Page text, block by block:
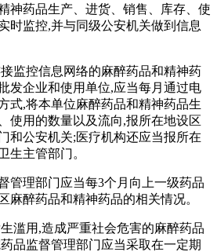
神药品生产、进货、销售、库存、使
时监控,并与同级公安机关做到信息
监控信息网络的麻醉药品和精神药
发企业和使用单位,应当每月通过电
式,将本单位麻醉药品和精神药品生
使用的数量以及流向,报所在地设区
和公安机关;医疗机构还应当报所在
生主管部门。
管理部门应当每3个月向上一级药品
麻醉药品和精神药品的相关情况。
滥用,造成严重社会危害的麻醉药品
品监督管理部门应当采取在一定期